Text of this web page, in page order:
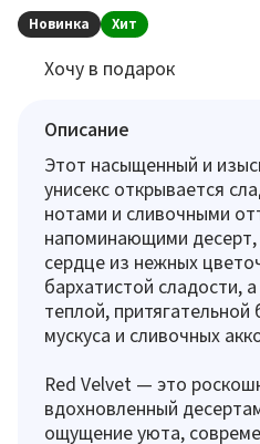
Новинка Хит
Хочу в подарок
Описание
Этот насыщенный и
унисекс открывается
нотами и сливочными
напоминающими десерт,
сердце из нежных
бархатистой сладости,
теплой, притягательной
мускуса и сливочных
Red Velvet — это
вдохновленный
ощущение уюта,